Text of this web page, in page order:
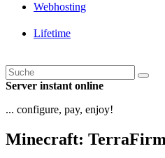
Webhosting
Lifetime
Server instant online
... configure, pay, enjoy!
Minecraft: